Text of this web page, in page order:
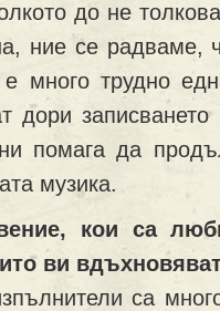
до не
ние се радваме,
много трудно
дори
помага да
музика.
кои са
ви
са